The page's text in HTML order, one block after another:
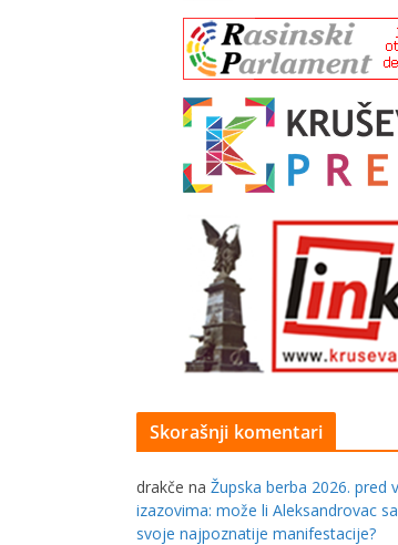
Skorašnji komentari
drakče na Župska berba 2026. pred
izazovima: može li Aleksandrovac
svoje najpoznatije manifestacije?